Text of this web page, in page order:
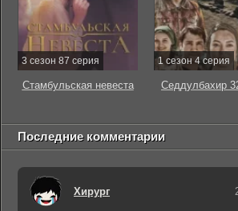
3 сезон 87 серия
Стамбульская невеста
1 сезон 4 серия
Седдулбахир
Последние комментарии
Хирург